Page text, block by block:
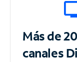
Más de
canales